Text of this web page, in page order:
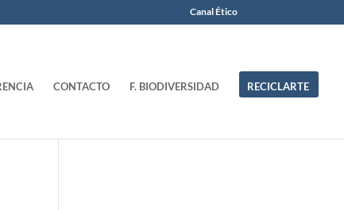
Canal Ético
CONTACTO F. BIODIVERSIDAD RECICLARTE